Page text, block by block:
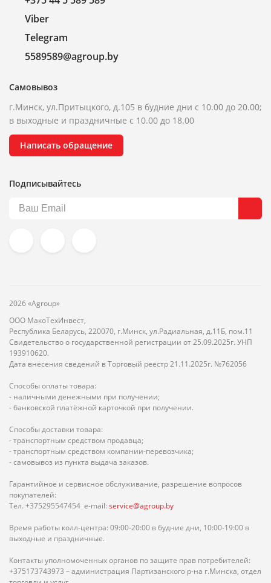
Viber
Telegram
5589589@agroup.by
Самовывоз
г.Минск, ул.Притыцкого, д.105 в будние дни с 10.00 до 20.00;
в выходные и праздничные с 10.00 до 18.00
Написать обращение
Подписывайтесь
2026 «Agroup»
ООО МакоТехИнвест,
Республика Беларусь, 220070, г.Минск, ул.Радиальная, д.11Б, пом.11
Свидетельство о государственной регистрации от 25.09.2025г. УНП
193910620.
Дата внесения сведений в Торговый реестр 21.11.2025г. №762056
Способы оплаты товара:
- наличными денежными при получении;
- банковской платёжной карточкой при получении.
Способы доставки товара:
- транспортным средством продавца;
- транспортным средством компании-перевозчика;
- самовывоз из пункта выдача заказов.
Гарантийное и сервисное обслуживание, разрешение вопросов
покупателей:
Тел. +375295547454 e-mail: service@agroup.by
Время работы колл-центра: 09:00-20:00 в будние дни, 10:00-19:00 в
выходные и праздничные.
Контакты уполномоченных органов по защите прав потребителей:
+375173743973 – администрация Партизанского р-на г.Минска, отдел